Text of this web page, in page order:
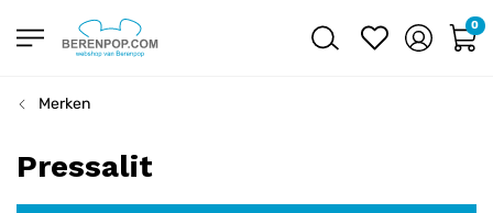
0
Merken
Pressalit